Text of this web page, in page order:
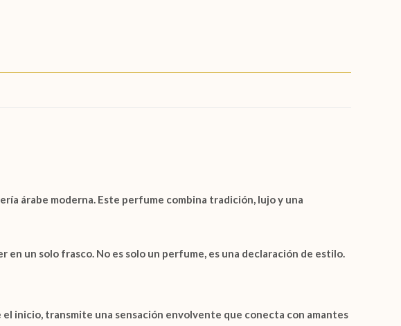
árabe moderna. Este perfume combina tradición, lujo y una
en un solo frasco. No es solo un perfume, es una declaración de estilo.
inicio, transmite una sensación envolvente que conecta con amantes